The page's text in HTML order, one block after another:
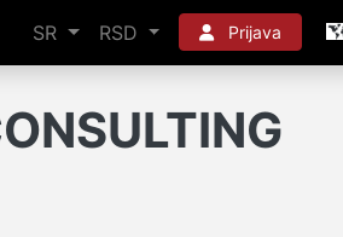
SR RSD Prijava